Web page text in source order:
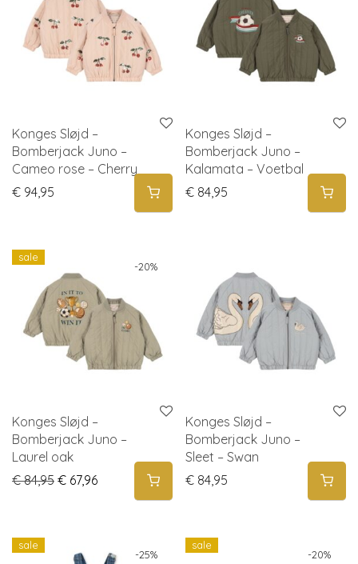
Konges Sløjd –
Bomberjack Juno –
Cameo rose – Cherry
€ 94,95
Konges Sløjd –
Bomberjack Juno –
Kalamata – Voetbal
€ 84,95
-20%
sale
Konges Sløjd –
Bomberjack Juno –
Laurel oak
€84,95 Original price was: € 84,95.
€ 67,96Current price is: € 67,96.
Konges Sløjd –
Bomberjack Juno –
Sleet – Swan
€ 84,95
-25%
sale
-20%
sale